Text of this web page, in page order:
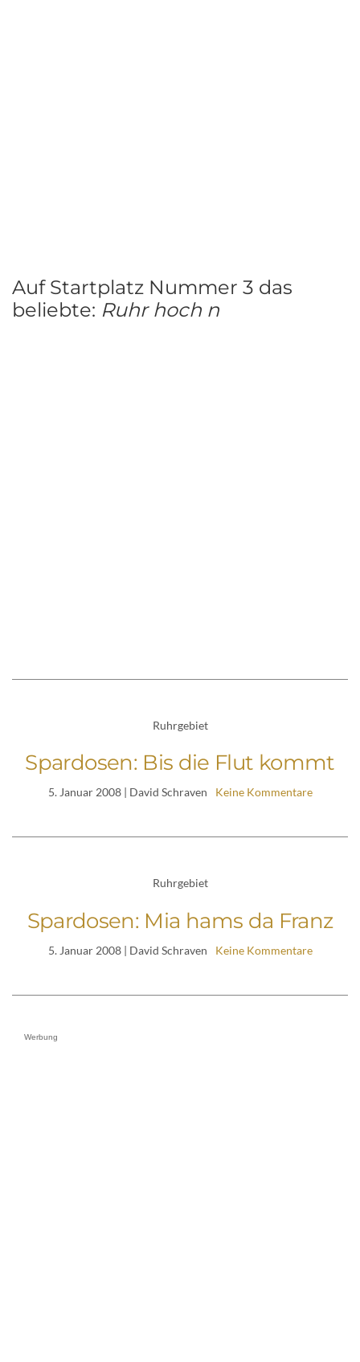
Auf Startplatz Nummer 3 das
beliebte: Ruhr hoch n
Ruhrgebiet
Spardosen: Bis die Flut kommt
5. Januar 2008| David Schraven Keine Kommentare
Ruhrgebiet
Spardosen: Mia hams da Franz
5. Januar 2008| David Schraven Keine Kommentare
Werbung